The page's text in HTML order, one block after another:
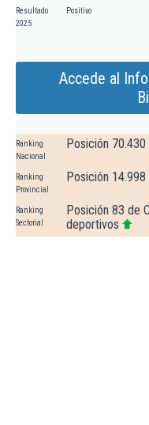
Resultado
2025
Positivo
Accede al
Ranking
Nacional
Posición 70.430
Ranking
Provincial
Posición
Ranking
Sectorial
Posición 83 de
deportivos